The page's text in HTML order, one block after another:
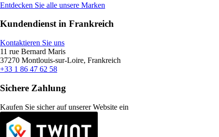
Entdecken Sie alle unsere Marken
Kundendienst in Frankreich
Kontaktieren Sie uns
11 rue Bernard Maris
37270 Montlouis-sur-Loire, Frankreich
+33 1 86 47 62 58
Sichere Zahlung
Kaufen Sie sicher auf unserer Website ein